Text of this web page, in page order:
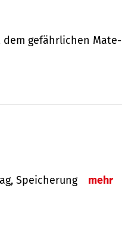
dem ge­fähr­lichen Mate­
Speicherung mehr